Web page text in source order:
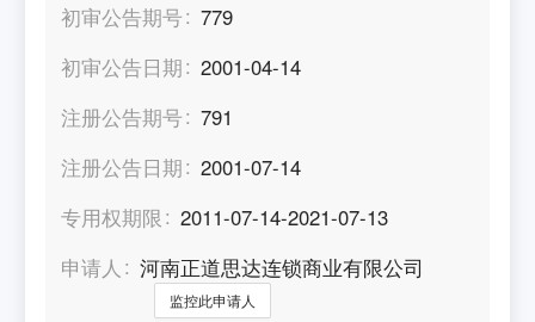
初审公告期号
779
初审公告日期
2001-04-14
注册公告期号
791
注册公告日期
2001-07-14
专用权期限
2011-07-14-2021-07-13
申请人
河南正道思达连锁商业有限公司
监控此申请人